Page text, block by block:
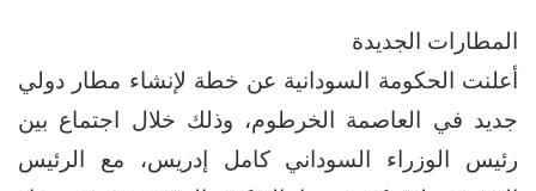
المطارات الجديدة
أعلنت الحكومة السودانية عن خطة لإنشاء مطار دولي
جديد في العاصمة الخرطوم، وذلك خلال اجتماع بين
رئيس الوزراء السوداني كامل إدريس، مع الرئيس